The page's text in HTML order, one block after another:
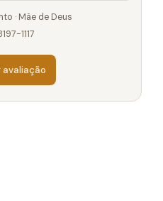
· Mãe de Deus
1117
avaliação